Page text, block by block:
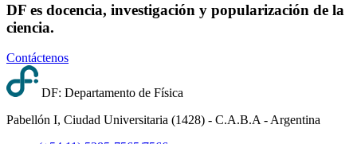
DF es docencia, investigación y popularización de la
ciencia.
Contáctenos
DF: Departamento de Física
Pabellón I, Ciudad Universitaria (1428) - C.A.B.A - Argentina